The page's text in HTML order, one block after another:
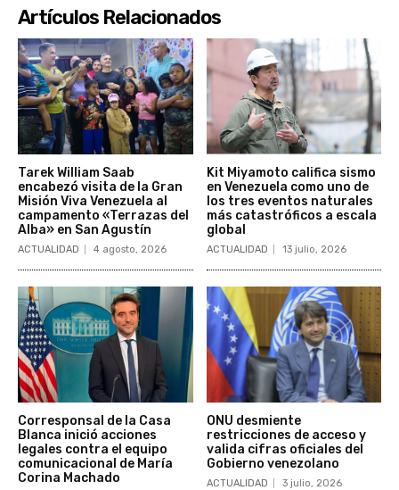
Artículos Relacionados
Tarek William Saab
encabezó visita de la Gran
Misión Viva Venezuela al
campamento «Terrazas del
Alba» en San Agustín
ACTUALIDAD 4 agosto, 2026
Kit Miyamoto califica sismo
en Venezuela como uno de
los tres eventos naturales
más catastróficos a escala
global
ACTUALIDAD 13 julio, 2026
Corresponsal de la Casa
Blanca inició acciones
legales contra el equipo
comunicacional de María
Corina Machado
ONU desmiente
restricciones de acceso y
valida cifras oficiales del
Gobierno venezolano
ACTUALIDAD 3 julio, 2026